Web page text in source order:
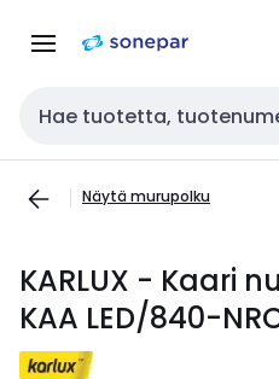
navigointiinsisältöön
Haku
Näytä murupolku
KARLUX - Kaari
KAA LED/840-